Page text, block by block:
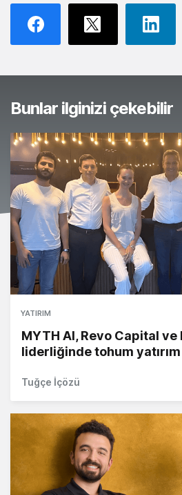
Bunlar ilginizi çekebilir
YATIRIM
MYTH AI, Revo Capital
liderliğinde tohum yatırım
Tuğçe İçözü